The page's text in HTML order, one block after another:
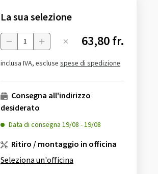
La sua selezione
Menge 63,80 fr.
inclusa IVA, escluse spese di spedizione
Consegna all'indirizzo
desiderato
Data di consegna 19/08 -19/08
Ritiro / montaggio in officina
Seleziona un'officina